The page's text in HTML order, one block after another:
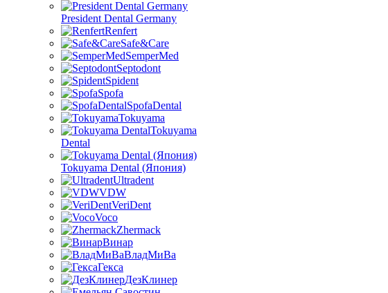
President Dental Germany
Renfert
Safe&Care
SemperMed
Septodont
Spident
Spofa
SpofaDental
Tokuyama
Tokuyama
Dental
Tokuyama Dental (Япония)
Ultradent
VDW
VeriDent
Voco
Zhermack
Винар
ВладМиВа
Гекса
ДезКлинер